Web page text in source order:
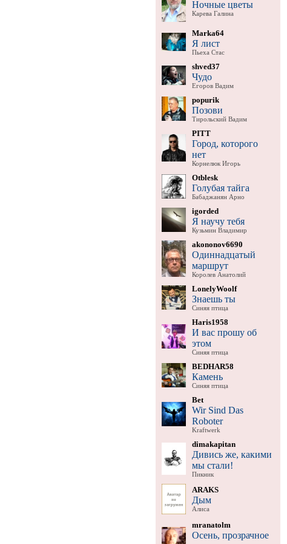
Ночные цветы
Карева Галина
Marka64
Я лист
Пьеха Стас
shved37
Чудо
Егоров Вадим
popurik
Позови
Тирольский Вадим
PITT
Город, которого
нет
Корнелюк Игорь
Otblesk
Голубая тайга
Бабаджанян Арно
igorded
Я научу тебя
Кузьмин Владимир
akononov6690
Одиннадцатый
маршрут
Королев Анатолий
LonelyWoolf
Знаешь ты
Синяя птица
Haris1958
И вас прошу об
этом
Синяя птица
BEDHAR58
Камень
Синяя птица
Bet
Wir Sind Das
Roboter
Kraftwerk
dimakapitan
Дивись же, какими
мы стали!
Пикник
ARAKS
Дым
Алиса
mranatolm
Осень, прозрачное